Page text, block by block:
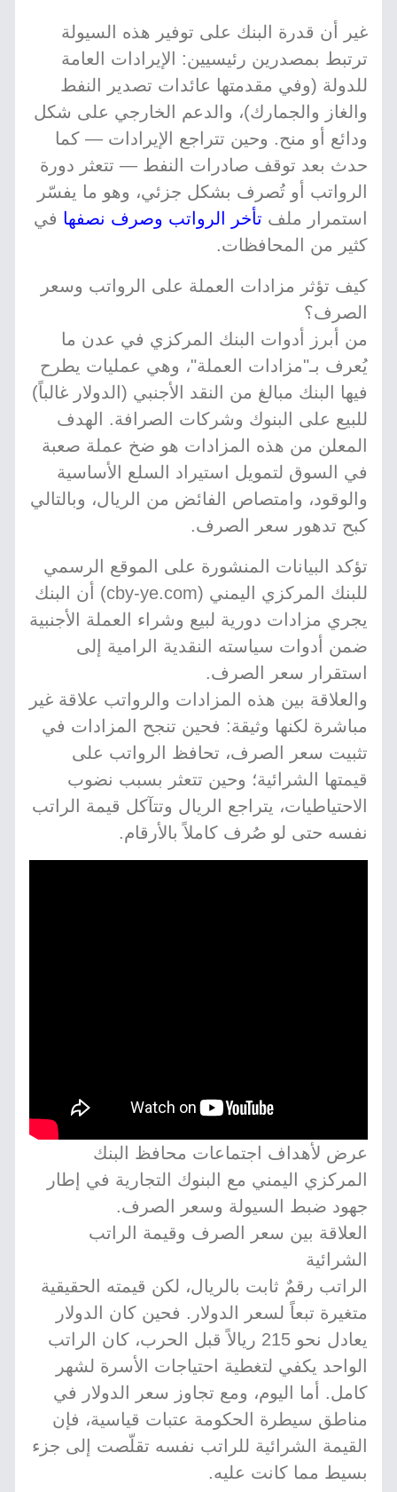
غير أن قدرة البنك على توفير هذه السيولة
ترتبط بمصدرين رئيسيين: الإيرادات العامة
للدولة (وفي مقدمتها عائدات تصدير النفط
والغاز والجمارك)، والدعم الخارجي على شكل
ودائع أو منح. وحين تتراجع الإيرادات — كما
حدث بعد توقف صادرات النفط — تتعثر دورة
الرواتب أو تُصرف بشكل جزئي، وهو ما يفسّر
استمرار ملف تأخر الرواتب وصرف نصفها في
كثير من المحافظات.
كيف تؤثر مزادات العملة على الرواتب وسعر
الصرف؟
من أبرز أدوات البنك المركزي في عدن ما
يُعرف بـ"مزادات العملة"، وهي عمليات يطرح
فيها البنك مبالغ من النقد الأجنبي (الدولار غالباً)
للبيع على البنوك وشركات الصرافة. الهدف
المعلن من هذه المزادات هو ضخ عملة صعبة
في السوق لتمويل استيراد السلع الأساسية
والوقود، وامتصاص الفائض من الريال، وبالتالي
كبح تدهور سعر الصرف.
تؤكد البيانات المنشورة على الموقع الرسمي
للبنك المركزي اليمني (cby-ye.com) أن البنك
يجري مزادات دورية لبيع وشراء العملة الأجنبية
ضمن أدوات سياسته النقدية الرامية إلى
استقرار سعر الصرف.
والعلاقة بين هذه المزادات والرواتب علاقة غير
مباشرة لكنها وثيقة: فحين تنجح المزادات في
تثبيت سعر الصرف، تحافظ الرواتب على
قيمتها الشرائية؛ وحين تتعثر بسبب نضوب
الاحتياطيات، يتراجع الريال وتتآكل قيمة الراتب
نفسه حتى لو صُرف كاملاً بالأرقام.
عرض لأهداف اجتماعات محافظ البنك
المركزي اليمني مع البنوك التجارية في إطار
جهود ضبط السيولة وسعر الصرف.
العلاقة بين سعر الصرف وقيمة الراتب
الشرائية
الراتب رقمٌ ثابت بالريال، لكن قيمته الحقيقية
متغيرة تبعاً لسعر الدولار. فحين كان الدولار
يعادل نحو 215 ريالاً قبل الحرب، كان الراتب
الواحد يكفي لتغطية احتياجات الأسرة لشهر
كامل. أما اليوم، ومع تجاوز سعر الدولار في
مناطق سيطرة الحكومة عتبات قياسية، فإن
القيمة الشرائية للراتب نفسه تقلّصت إلى جزء
بسيط مما كانت عليه.